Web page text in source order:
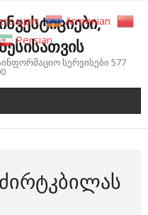
სერვისები 577
ᲫᲘᲠᲢᲙᲑᲘᲚᲐᲡ
Armenian
Persian